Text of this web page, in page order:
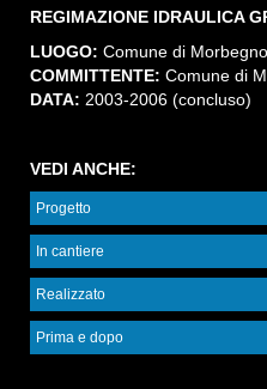
REGIMAZIONE IDRAULICA
LUOGO: Comune di
COMMITTENTE: Comune di
DATA: 2003-2006 (concluso)
VEDI ANCHE:
Progetto
In cantiere
Realizzato
Prima e dopo